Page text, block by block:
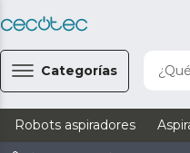
Categorías
Robots aspiradores